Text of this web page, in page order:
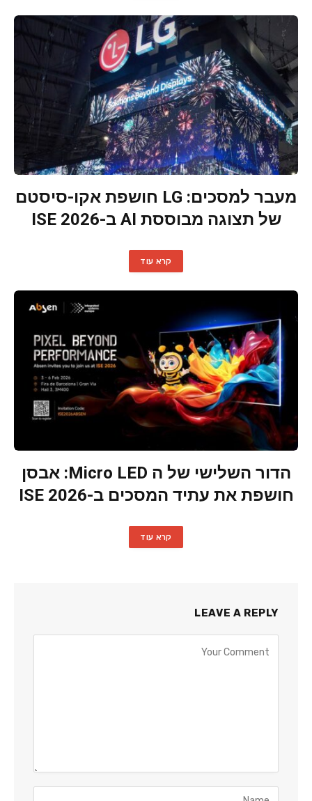
מעבר למסכים: LG חושפת אקו-סיסטם
של תצוגה מבוססת AI ב-ISE 2026
קרא עוד
הדור השלישי של ה Micro LED: אבסן
חושפת את עתיד המסכים ב-ISE 2026
קרא עוד
LEAVE A REPLY